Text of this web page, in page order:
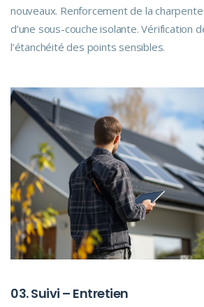
nouveaux. Renforcement de la
d’une sous-couche isolante. Vérification
l’étanchéité des points sensibles.
03. Suivi – Entretien